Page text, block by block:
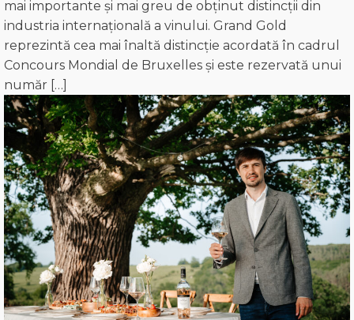
mai importante și mai greu de obținut distincții din
industria internațională a vinului. Grand Gold
reprezintă cea mai înaltă distincție acordată în cadrul
Concours Mondial de Bruxelles și este rezervată unui
număr […]